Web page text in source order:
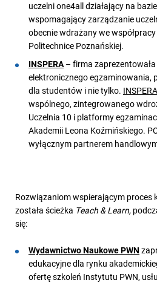
uczelni one4all działający na
wspomagający zarządzanie
obecnie wdrażany we
Politechnice Poznańskiej.
INSPERA – firma
elektronicznego egzaminowania,
dla studentów i nie tylko. INSPERA
wspólnego, zintegrowanego
Uczelnia 10 i platformy
Akademii Leona Koźmińskiego.
wyłącznym partnerem
Rozwiązaniom wspierającym proces
została ścieżka Teach & Learn,
się:
Wydawnictwo Naukowe PWN
edukacyjne dla rynku
ofertę szkoleń Instytutu PWN,